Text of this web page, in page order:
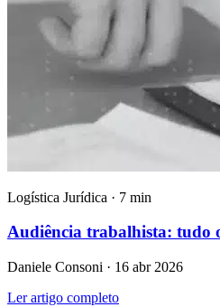
Logística Jurídica · 7 min
Audiência trabalhista: tudo
Daniele Consoni · 16 abr 2026
Ler artigo completo